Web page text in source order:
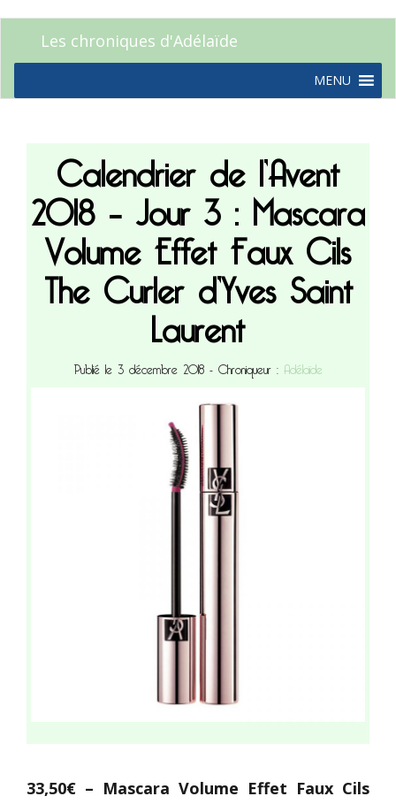
Les chroniques d'Adélaïde
MENU
Calendrier de l’Avent
2018 – Jour 3 : Mascara
Volume Effet Faux Cils
The Curler d’Yves Saint
Laurent
Publié le 3 décembre 2018- Chroniqueur :Adélaïde
33,50€ – Mascara Volume Effet Faux Cils